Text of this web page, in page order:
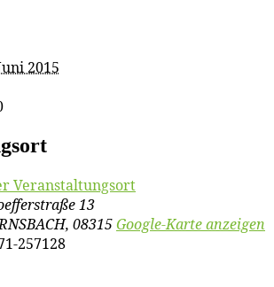
2015
Veranstaltungsort
13
, 08315Google-Karte anzeigen
257128